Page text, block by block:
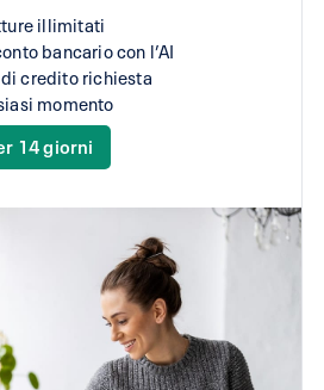
illimitati
bancario con l’AI
credito richiesta
momento
14 giorni